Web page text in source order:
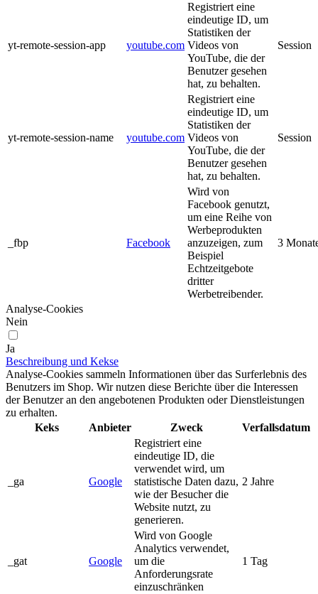
yt-remote-session-app youtube.com
Registriert eine
eindeutige ID, um
Statistiken der
Videos von
YouTube, die der
Benutzer gesehen
hat, zu behalten.
Session
yt-remote-session-name youtube.com
Registriert eine
eindeutige ID, um
Statistiken der
Videos von
YouTube, die der
Benutzer gesehen
hat, zu behalten.
Session
_fbp Facebook
Wird von
Facebook genutzt,
um eine Reihe von
Werbeprodukten
anzuzeigen, zum
Beispiel
Echtzeitgebote
dritter
Werbetreibender.
3
Analyse-Cookies
Nein
Ja
Beschreibung und Kekse
Analyse-Cookies sammeln Informationen über das Surferlebnis des
Benutzers im Shop. Wir nutzen diese Berichte über die Interessen
der Benutzer an den angebotenen Produkten oder Dienstleistungen
zu erhalten.
Keks
Anbieter Zweck Verfallsdatum
_ga Google
Registriert eine
eindeutige ID, die
verwendet wird, um
statistische Daten dazu,
wie der Besucher die
Website nutzt, zu
generieren.
2 Jahre
_gat Google
Wird von Google
Analytics verwendet,
um die
Anforderungsrate
einzuschränken
1 Tag